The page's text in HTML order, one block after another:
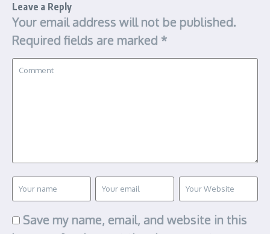
Leave a Reply
Your email address will not be published.
Required fields are marked *
Save my name, email, and website in this